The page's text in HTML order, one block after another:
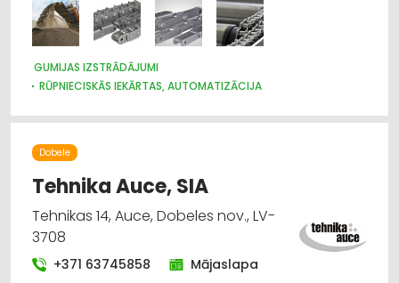
GUMIJAS IZSTRĀDĀJUMI
RŪPNIECISKĀS IEKĀRTAS, AUTOMATIZĀCIJA
Dobele
Tehnika Auce, SIA
Tehnikas 14, Auce, Dobeles nov., LV-
3708
+371 63745858 Mājaslapa